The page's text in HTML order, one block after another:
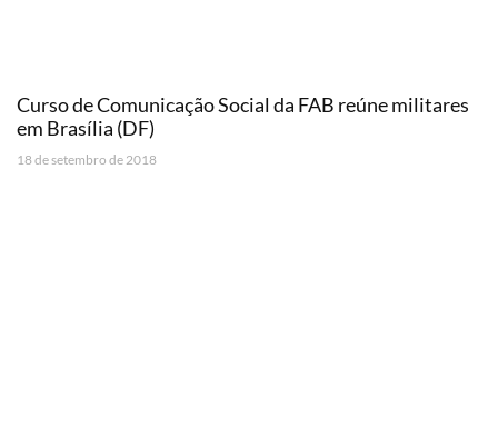
Curso de Comunicação Social da FAB reúne militares
em Brasília (DF)
18 de setembro de 2018